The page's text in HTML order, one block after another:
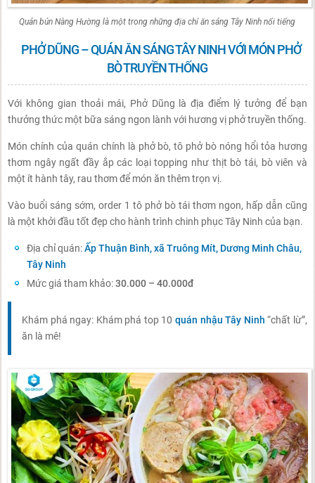
Quán bún Nàng Hường là một trong những địa chỉ ăn sáng Tây Ninh nổi tiếng
PHỞ DŨNG – QUÁN ĂN SÁNG TÂY NINH VỚI MÓN PHỞ
BÒ TRUYỀN THỐNG
Với không gian thoải mái, Phở Dũng là địa điểm lý tưởng để bạn
thưởng thức một bữa sáng ngon lành với hương vị phở truyền thống.
Món chính của quán chính là phở bò, tô phở bò nóng hổi tỏa hương
thơm ngây ngất đầy ắp các loại topping như thịt bò tái, bò viên và
một ít hành tây, rau thơm để món ăn thêm trọn vị.
Vào buổi sáng sớm, order 1 tô phở bò tái thơm ngon, hấp dẫn cũng
là một khởi đầu tốt đẹp cho hành trình chinh phục Tây Ninh của bạn.
Địa chỉ quán:Ấp Thuận Bình, xã Truông Mít, Dương Minh Châu,
Tây Ninh
Mức giá tham khảo:30.000 – 40.000đ
Khám phá ngay: Khám phá top 10quán nhậu Tây Ninh “chất lừ”,
ăn là mê!